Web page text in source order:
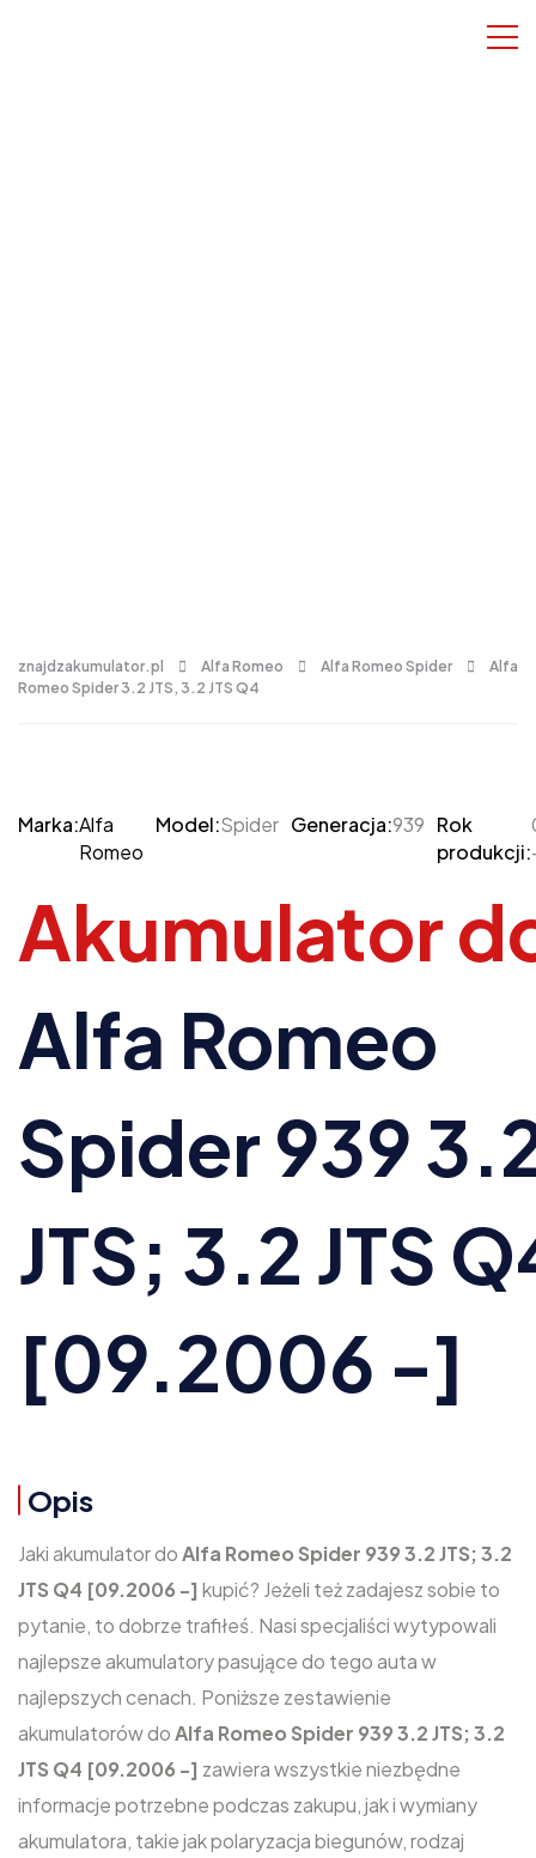
znajdzakumulator.pl Alfa Romeo Alfa Romeo Spider
Alfa
Romeo Spider 3.2 JTS, 3.2 JTS Q4
Marka:Alfa
Romeo
Model:Spider Generacja:939 Rok
produkcji:
Akumulator
Alfa Romeo
Spider 939
JTS; 3.2 JTS
[09.2006 -]
Opis
Jaki akumulator doAlfa Romeo Spider 939 3.2 JTS; 3.2
JTS Q4 [09.2006 -] kupić? Jeżeli też zadajesz sobie to
pytanie, to dobrze trafiłeś. Nasi specjaliści wytypowali
najlepsze akumulatory pasujące do tego auta w
najlepszych cenach. Poniższe zestawienie
akumulatorów doAlfa Romeo Spider 939 3.2 JTS; 3.2
JTS Q4 [09.2006 -] zawiera wszystkie niezbędne
informacje potrzebne podczas zakupu, jak i wymiany
akumulatora, takie jak polaryzacja biegunów, rodzaj